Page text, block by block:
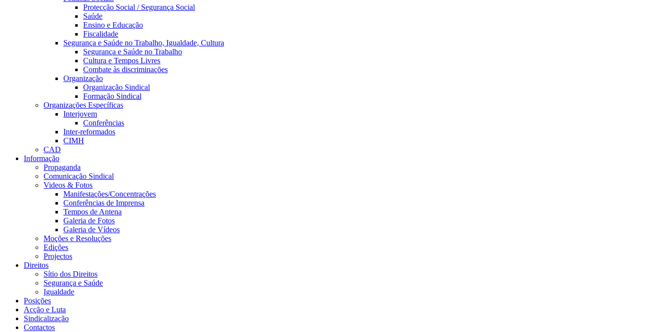
Protecção Social / Segurança Social
Saúde
Ensino e Educação
Fiscalidade
Segurança e Saúde no Trabalho, Igualdade, Cultura
Segurança e Saúde no Trabalho
Cultura e Tempos Livres
Combate às discriminações
Organização
Organização Sindical
Formação Sindical
Organizações Específicas
Interjovem
Conferências
Inter-reformados
CIMH
CAD
Informação
Propaganda
Comunicação Sindical
Videos & Fotos
Manifestações/Concentrações
Conferências de Imprensa
Tempos de Antena
Galeria de Fotos
Galeria de Vídeos
Moções e Resoluções
Edições
Projectos
Direitos
Sítio dos Direitos
Segurança e Saúde
Igualdade
Posições
Acção e Luta
Sindicalização
Contactos